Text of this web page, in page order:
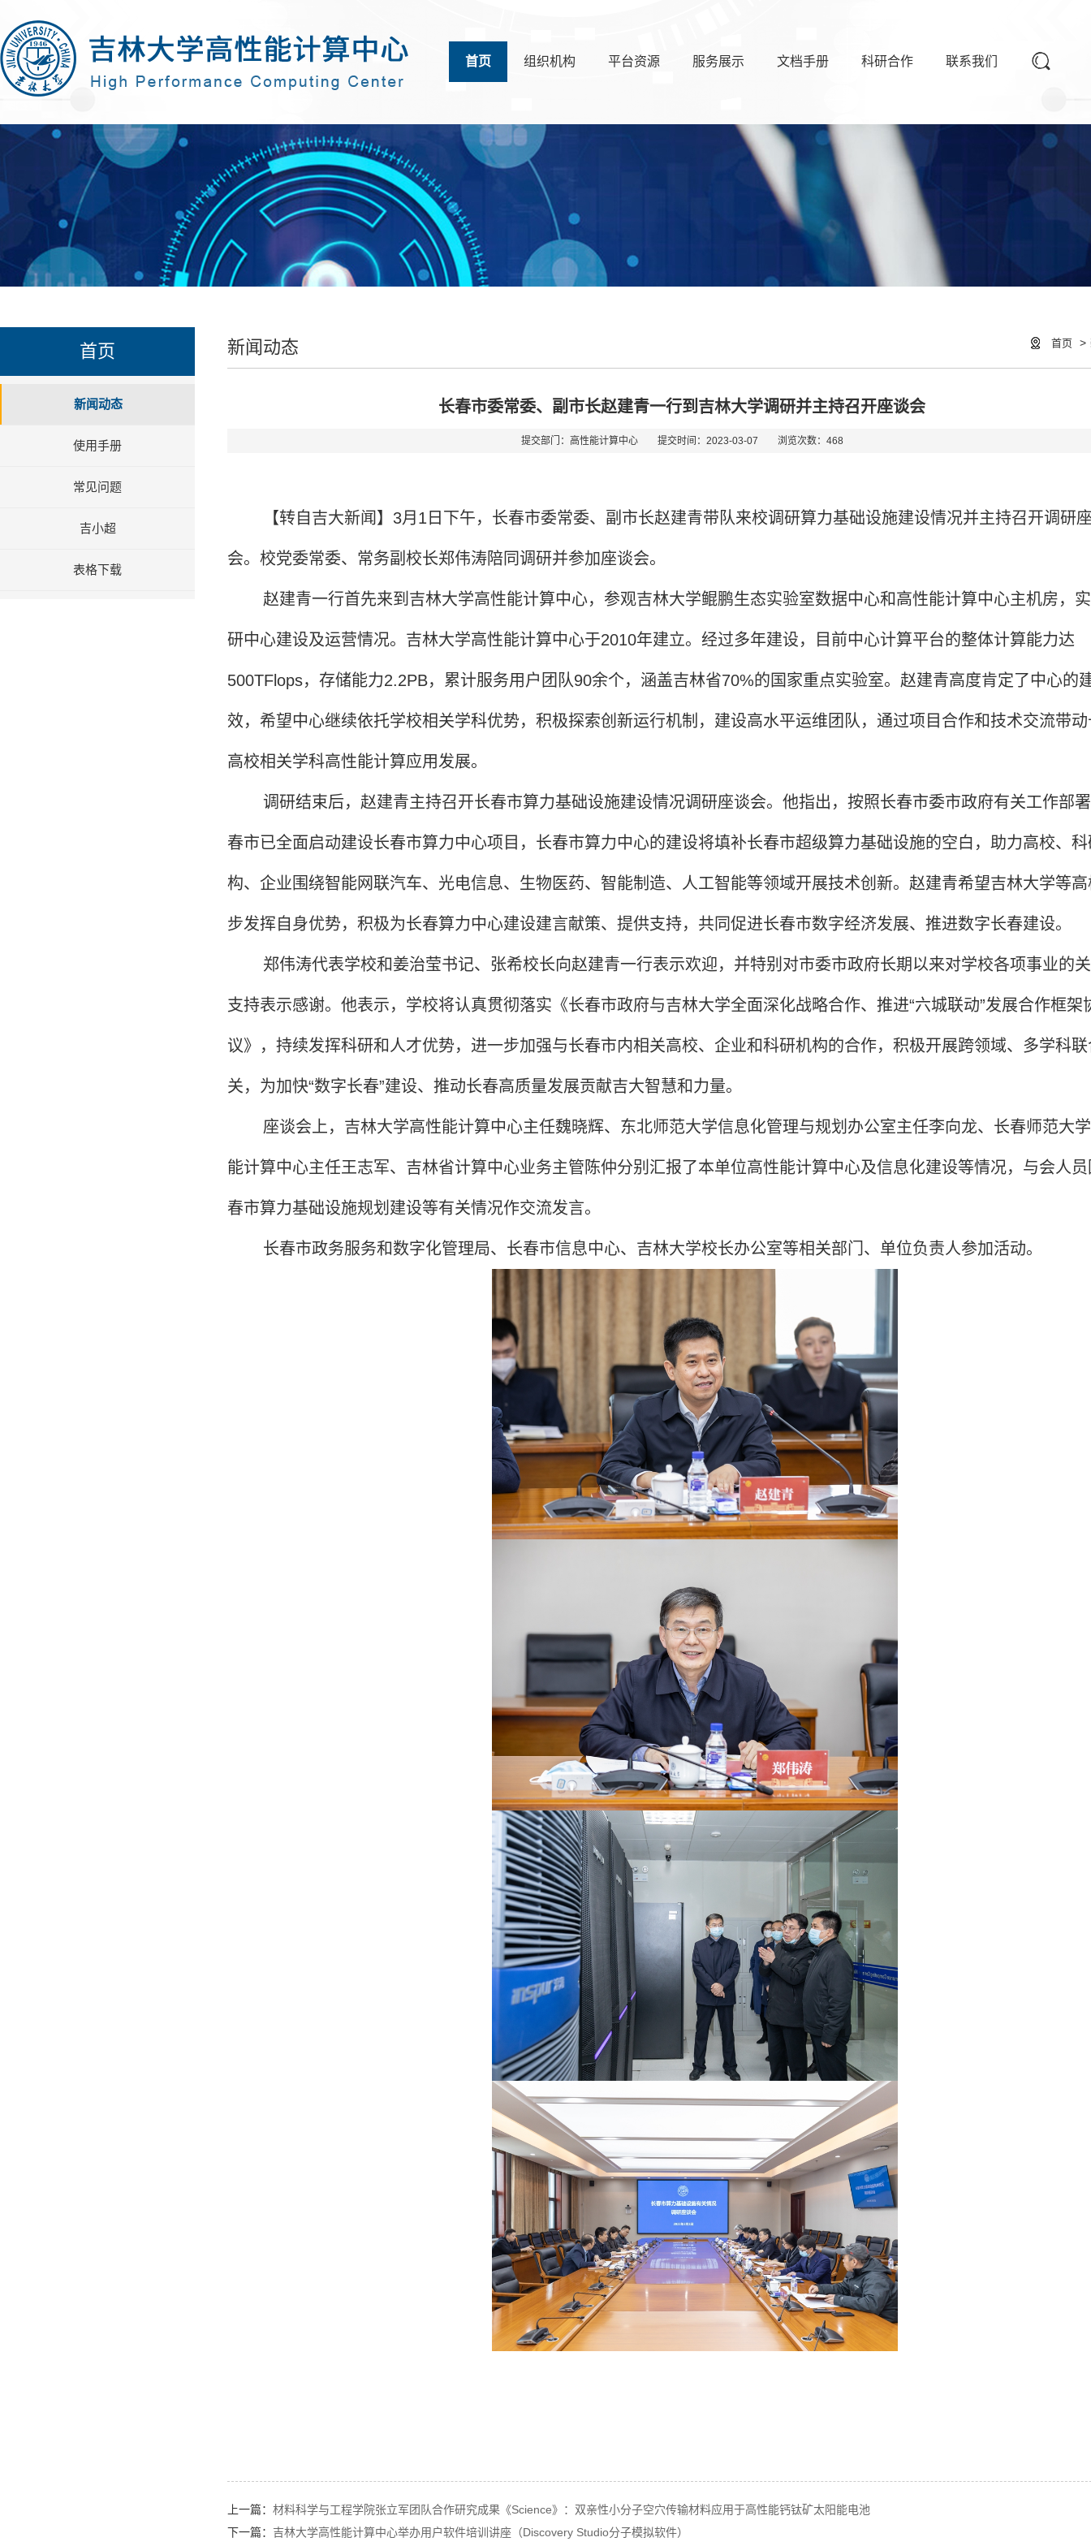
首页 组织机构 平台资源 服务展示 文档手册 科研合作 联系我们
首页
新闻动态
使用手册
常见问题
吉小超
表格下载
新闻动态 首页 >
长春市委常委、副市长赵建青一行到吉林大学调研并主持召开座谈会
提交部门：高性能计算中心 提交时间：2023-03-07 浏览次数： 468
【转自吉大新闻】3月1日下午，长春市委常委、副市长赵建青带队来校调研算力基础设施建设情况并主持召开调研
会。校党委常委、常务副校长郑伟涛陪同调研并参加座谈会。
赵建青一行首先来到吉林大学高性能计算中心，参观吉林大学鲲鹏生态实验室数据中心和高性能计算中心主机房，
研中心建设及运营情况。吉林大学高性能计算中心于2010年建立。经过多年建设，目前中心计算平台的整体计算能力达
500TFlops，存储能力2.2PB，累计服务用户团队90余个，涵盖吉林省70%的国家重点实验室。赵建青高度肯定了中心的
效，希望中心继续依托学校相关学科优势，积极探索创新运行机制，建设高水平运维团队，通过项目合作和技术交流带
高校相关学科高性能计算应用发展。
调研结束后，赵建青主持召开长春市算力基础设施建设情况调研座谈会。他指出，按照长春市委市政府有关工作部
春市已全面启动建设长春市算力中心项目，长春市算力中心的建设将填补长春市超级算力基础设施的空白，助力高校、
构、企业围绕智能网联汽车、光电信息、生物医药、智能制造、人工智能等领域开展技术创新。赵建青希望吉林大学等
步发挥自身优势，积极为长春算力中心建设建言献策、提供支持，共同促进长春市数字经济发展、推进数字长春建设。
郑伟涛代表学校和姜治莹书记、张希校长向赵建青一行表示欢迎，并特别对市委市政府长期以来对学校各项事业的
支持表示感谢。他表示，学校将认真贯彻落实《长春市政府与吉林大学全面深化战略合作、推进“六城联动”发展合作框架
议》，持续发挥科研和人才优势，进一步加强与长春市内相关高校、企业和科研机构的合作，积极开展跨领域、多学科
关，为加快“数字长春”建设、推动长春高质量发展贡献吉大智慧和力量。
座谈会上，吉林大学高性能计算中心主任魏晓辉、东北师范大学信息化管理与规划办公室主任李向龙、长春师范大
能计算中心主任王志军、吉林省计算中心业务主管陈仲分别汇报了本单位高性能计算中心及信息化建设等情况，与会人
春市算力基础设施规划建设等有关情况作交流发言。
长春市政务服务和数字化管理局、长春市信息中心、吉林大学校长办公室等相关部门、单位负责人参加活动。
上一篇： 材料科学与工程学院张立军团队合作研究成果《Science》：双亲性小分子空穴传输材料应用于高性能钙钛矿太阳能电池
下一篇： 吉林大学高性能计算中心举办用户软件培训讲座（Discovery Studio分子模拟软件）